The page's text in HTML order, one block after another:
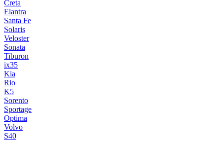
Creta
Elantra
Santa Fe
Solaris
Veloster
Sonata
Tiburon
ix35
Kia
Rio
K5
Sorento
Sportage
Optima
Volvo
S40